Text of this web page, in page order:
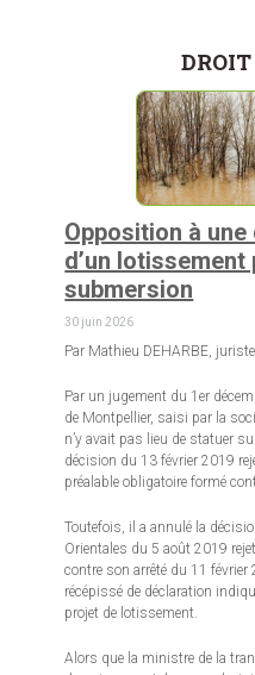
Opposition à
d’un
submersion
30 juin 2026
Par Mathieu DEHARBE,
Par un jugement du 1er
de Montpellier, saisi par la
n’y avait pas lieu de statuer
décision du 13 février 2019
préalable obligatoire formé
Toutefois, il a annulé la
Orientales du 5 août 2019
contre son arrêté du 11
récépissé de déclaration
projet de lotissement.
Alors que la ministre de la